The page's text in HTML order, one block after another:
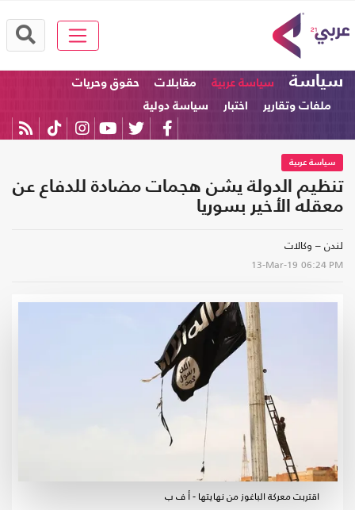
سياسة سياسة عربية مقابلات
حقوق وحريات
ملفات وتقارير
اختبار سياسة دولية
سياسة عربية
تنظيم الدولة يشن هجمات مضادة للدفاع عن
معقله الأخير بسوريا
لندن – وكالات
13-Mar-19 06:24 PM
اقتربت معركة الباغوز من نهايتها - أ ف ب